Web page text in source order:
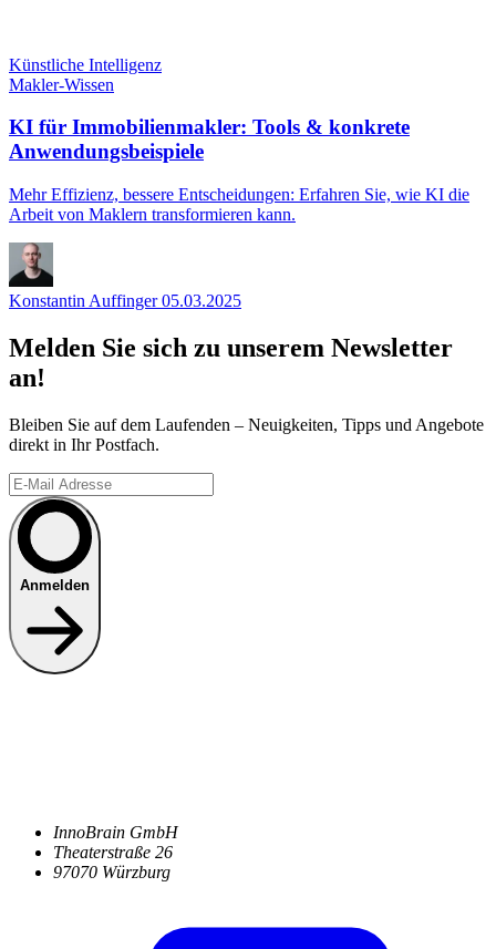
Künstliche Intelligenz
Makler-Wissen
KI für Immobilienmakler: Tools & konkrete
Anwendungsbeispiele
Mehr Effizienz, bessere Entscheidungen: Erfahren Sie, wie KI die
Arbeit von Maklern transformieren kann.
Konstantin Auffinger 05.03.2025
Melden Sie sich zu unserem Newsletter
an!
Bleiben Sie auf dem Laufenden – Neuigkeiten, Tipps und Angebote
direkt in Ihr Postfach.
Anmelden
InnoBrain GmbH
Theaterstraße 26
97070 Würzburg